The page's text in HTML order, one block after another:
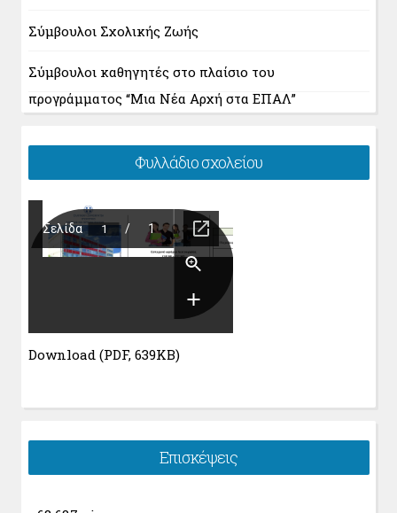
Σύμβουλοι Σχολικής Ζωής
Σύμβουλοι καθηγητές στο πλαίσιο του
προγράμματος “Μια Νέα Αρχή στα ΕΠΑΛ”
Φυλλάδιο σχολείου
Download (PDF, 639KB)
Επισκέψεις